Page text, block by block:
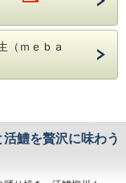
ビュー15のおもて
ーはお宿任せにな
またはテープタ
ンセル料を免除いたしま
ティクッション
お飲み物をご用意
（ｍｅｂａ
鱧を贅沢に味わう